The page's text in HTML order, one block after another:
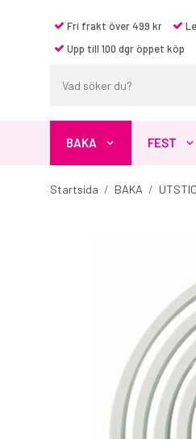
Fri frakt över 499 kr
Upp till 100 dgr öppet köp
BAKA FEST
Startsida / BAKA /